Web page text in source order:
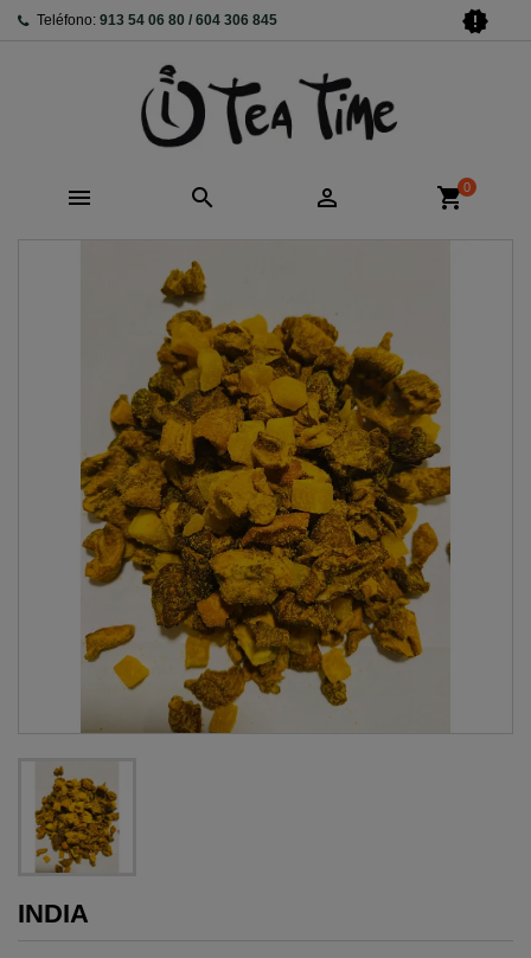
Teléfono: 913 54 06 80 / 604 306 845 new_releases
   shopping_cart0
INDIA